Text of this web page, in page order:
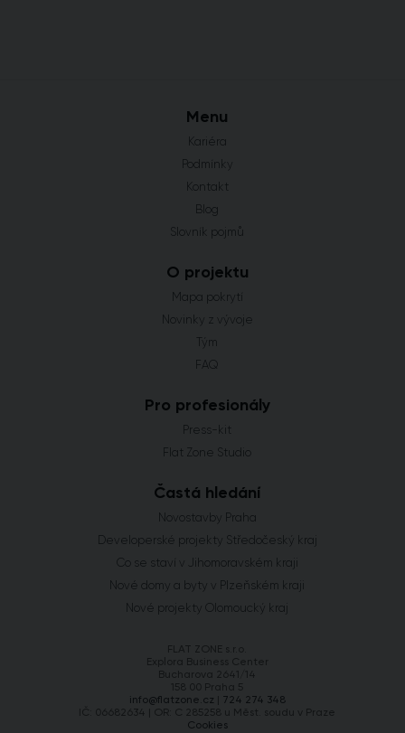
Menu
Kariéra
Podmínky
Kontakt
Blog
Slovník pojmů
O projektu
Mapa pokrytí
Novinky z vývoje
Tým
FAQ
Pro profesionály
Press-kit
Flat Zone Studio
Častá hledání
Novostavby Praha
Developerské projekty Středočeský kraj
Co se staví v Jihomoravském kraji
Nové domy a byty v Plzeňském kraji
Nové projekty Olomoucký kraj
FLAT ZONE s.r.o.
Explora Business Center
Bucharova 2641/14
158 00 Praha 5
info@flatzone.cz
724 274 348
IČ: 06682634 | OR: C 285258 u Měst. soudu v Praze
Cookies